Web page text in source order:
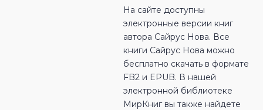
На сайте доступны
электронные версии книг
автора Сайрус Нова. Все
книги Сайрус Нова можно
бесплатно скачать в формате
FB2 и EPUB. В нашей
электронной библиотеке
МирКниг вы также найдете